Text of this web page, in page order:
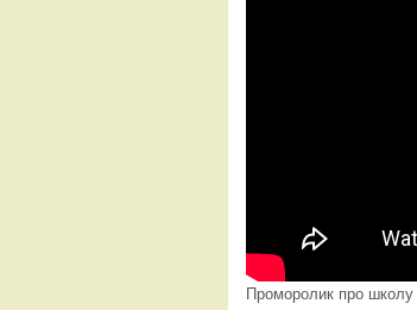
Проморолик про школу